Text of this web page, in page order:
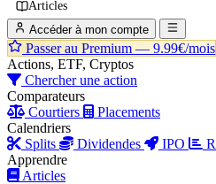
Articles
Accéder à mon compte
Passer au Premium — 9.99€/mois
Actions, ETF, Cryptos
Chercher une action
Comparateurs
Courtiers
Placements
Calendriers
Splits
Dividendes IPO
Apprendre
Articles